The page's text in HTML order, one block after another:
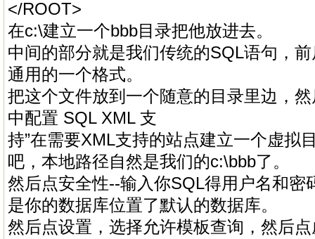
</ROOT>
在c:\建立一个bbb目录把他放进去。
中间的部分就是我们传统的SQL语句，
通用的一个格式。
把这个文件放到一个随意的目录里边，
中配置 SQL XML 支
持”在需要XML支持的站点建立一个虚拟
吧，本地路径自然是我们的c:\bbb了。
然后点安全性--输入你SQL得用户名和密
是你的数据库位置了默认的数据库。
然后点设置，选择允许模板查询，然后